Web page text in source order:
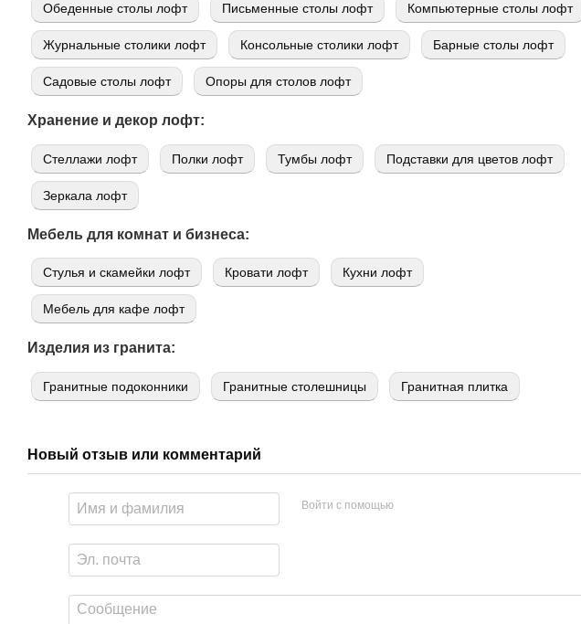
Обеденные столы лофт Письменные столы лофт Компьютерные столы лофт
Журнальные столики лофт Консольные столики лофт Барные столы лофт
Садовые столы лофт Опоры для столов лофт
Хранение и декор лофт:
Стеллажи лофт Полки лофт Тумбы лофт Подставки для цветов лофт
Зеркала лофт
Мебель для комнат и бизнеса:
Стулья и скамейки лофт Кровати лофт Кухни лофт
Мебель для кафе лофт
Изделия из гранита:
Гранитные подоконники Гранитные столешницы Гранитная плитка
Новый отзыв или комментарий
Войти с помощью